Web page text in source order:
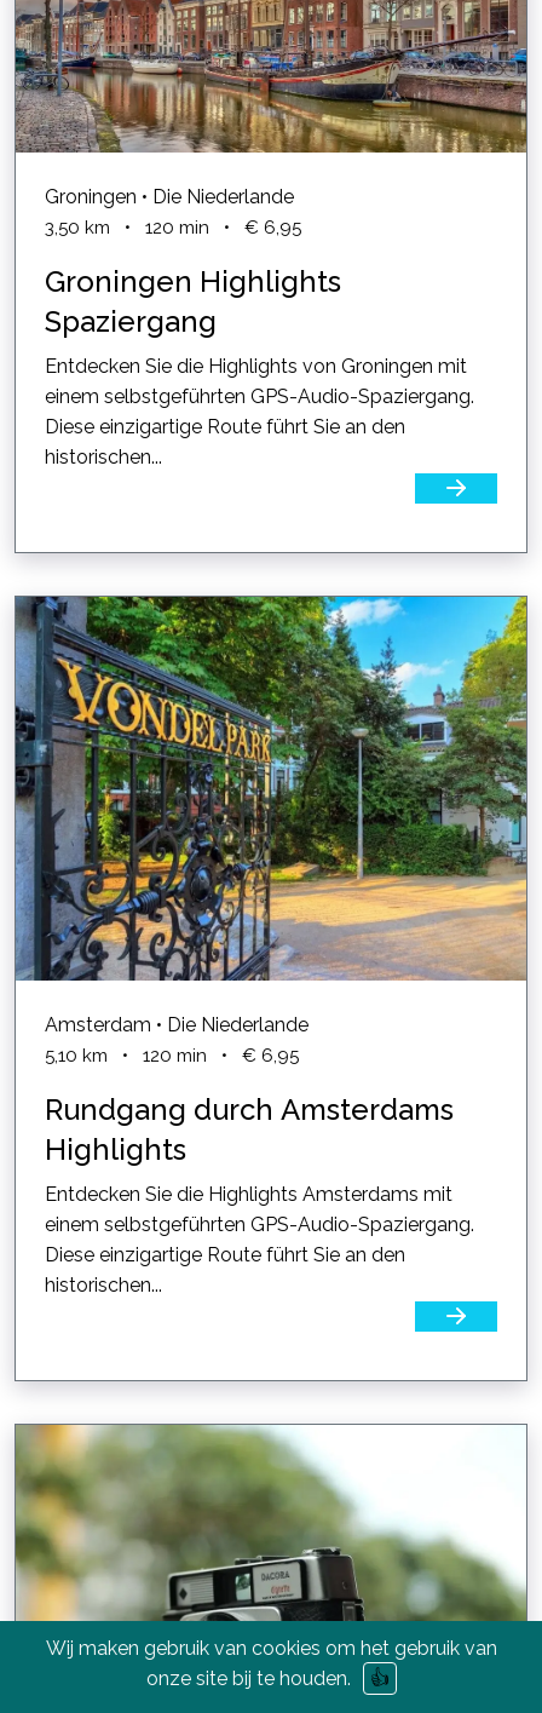
Groningen • Die Niederlande
3,50 km • 120 min • € 6,95
Groningen Highlights
Spaziergang
Entdecken Sie die Highlights von Groningen mit
einem selbstgeführten GPS-Audio-Spaziergang.
Diese einzigartige Route führt Sie an den
historischen...
Amsterdam • Die Niederlande
5,10 km • 120 min • € 6,95
Rundgang durch Amsterdams
Highlights
Entdecken Sie die Highlights Amsterdams mit
einem selbstgeführten GPS-Audio-Spaziergang.
Diese einzigartige Route führt Sie an den
historischen...
Wij maken gebruik van cookies om het gebruik van
onze site bij te houden.
👍